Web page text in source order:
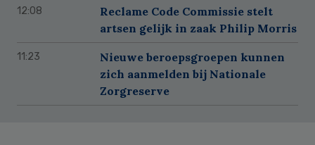
12:08
Reclame Code Commissie stelt
artsen gelijk in zaak Philip Morris
11:23
Nieuwe beroepsgroepen kunnen
zich aanmelden bij Nationale
Zorgreserve